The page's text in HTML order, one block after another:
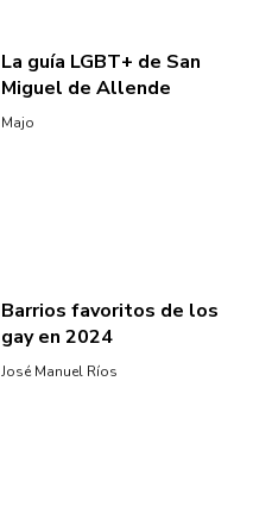
La guía LGBT+ de San
Miguel de Allende
Majo
Barrios favoritos de los
gay en 2024
José Manuel Ríos